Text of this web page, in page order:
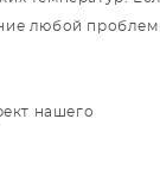
любой
нашего